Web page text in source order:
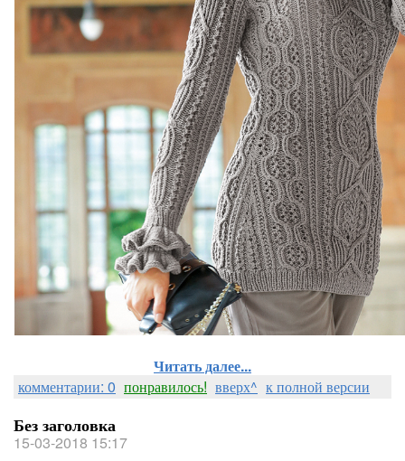
Читать далее...
комментарии: 0 понравилось! вверх^ к полной версии
Без заголовка
15-03-2018 15:17